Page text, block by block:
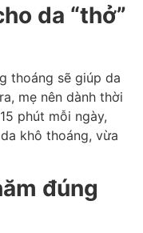
da “thở”
thoáng sẽ giúp da
mẹ nên dành thời
phút mỗi ngày,
khô thoáng, vừa
đúng